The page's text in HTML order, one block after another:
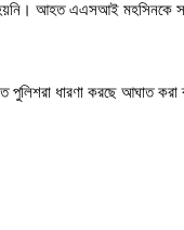
আহত এএসআই মহসিনকে
পুলিশরা ধারণা করছে আঘাত